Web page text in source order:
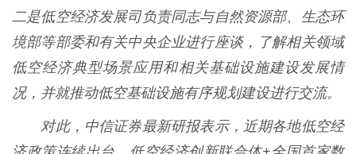
二是低空经济发展司负责同志与自然资源部、生态环
境部等部委和有关中央企业进行座谈，了解相关领域
低空经济典型场景应用和相关基础设施建设发展情
况，并就推动低空基础设施有序规划建设进行交流。
对此，中信证券最新研报表示，近期各地低空经